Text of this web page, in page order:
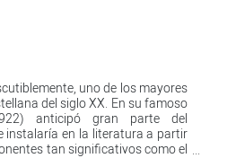
uno de los mayores
del siglo XX. En su famoso
anticipó gran parte del
instalaría en la literatura a partir
tan significativos como el